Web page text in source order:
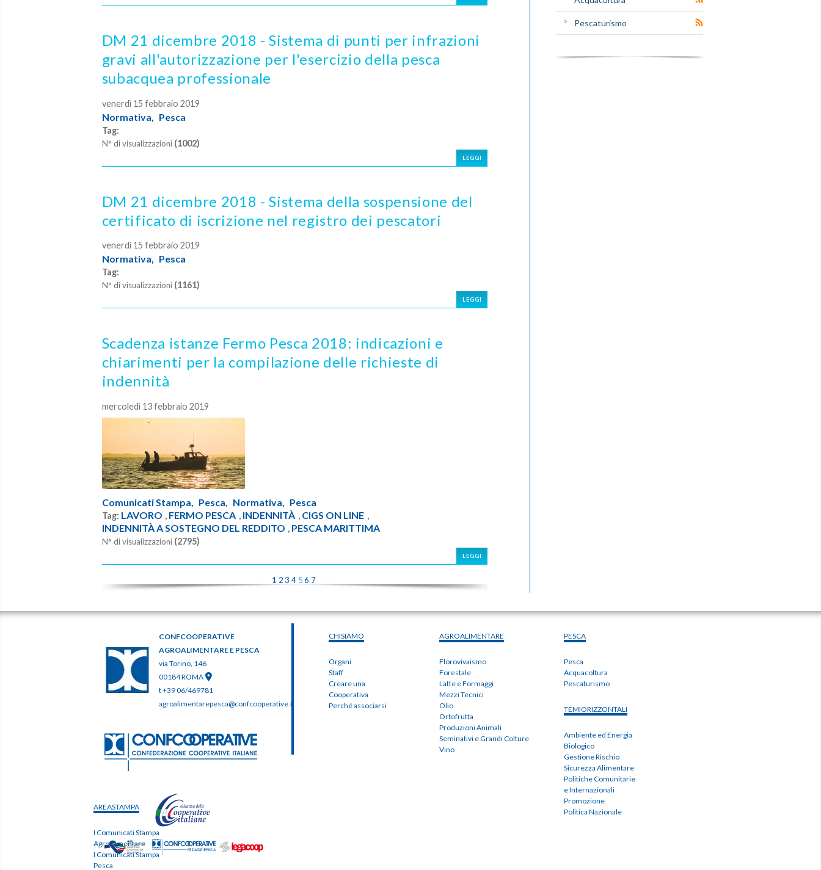
DM 21 dicembre 2018 - Sistema di punti per infrazioni
gravi all'autorizzazione per l'esercizio della pesca
subacquea professionale
venerdì 15 febbraio 2019
Normativa, Pesca
Tag:
N° di visualizzazioni (1002)
LEGGI
DM 21 dicembre 2018 - Sistema della sospensione del
certificato di iscrizione nel registro dei pescatori
venerdì 15 febbraio 2019
Normativa, Pesca
Tag:
N° di visualizzazioni (1161)
LEGGI
Scadenza istanze Fermo Pesca 2018: indicazioni e
chiarimenti per la compilazione delle richieste di
indennità
mercoledì 13 febbraio 2019
Comunicati Stampa, Pesca, Normativa, Pesca
Tag: LAVORO , FERMO PESCA , INDENNITÀ , CIGS ON LINE ,
INDENNITÀ A SOSTEGNO DEL REDDITO , PESCA MARITTIMA
N° di visualizzazioni (2795)
LEGGI
1 2 3 4 5 6 7
Pescaturismo
CONFCOOPERATIVE
AGROALIMENTARE E PESCA
via Torino, 146
00184 ROMA
t +39 06/469781
agroalimentarepesca@confcooperative.it
CHISIAMO
Organi
Staff
Creare una
Cooperativa
Perché associarsi
AGROALIMENTARE
Florovivaismo
Forestale
Latte e Formaggi
Mezzi Tecnici
Olio
Ortofrutta
Produzioni Animali
Seminativi e Grandi Colture
Vino
PESCA
Pesca
Acquacoltura
Pescaturismo
TEMIORIZZONTALI
Ambiente ed Energia
Biologico
Gestione Rischio
Sicurezza Alimentare
Politiche Comunitarie
e Internazionali
Promozione
Politica Nazionale
AREASTAMPA
I Comunicati Stampa
Agroalimentare
I Comunicati Stampa
Pesca